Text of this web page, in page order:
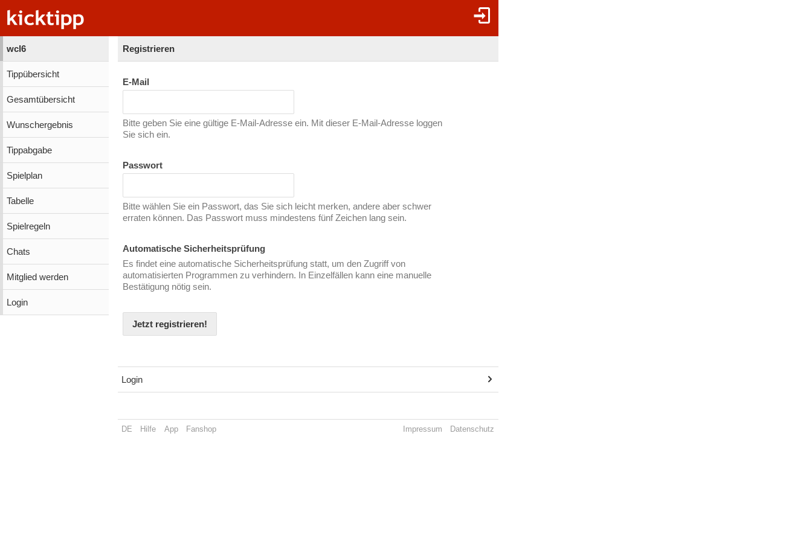
wcl6
Tippübersicht
Gesamtübersicht
Wunschergebnis
Tippabgabe
Spielplan
Tabelle
Spielregeln
Chats
Mitglied werden
Login
Registrieren
E-Mail
Bitte geben Sie eine gültige E-Mail-Adresse ein. Mit dieser E-Mail-Adresse loggen
Sie sich ein.
Passwort
Bitte wählen Sie ein Passwort, das Sie sich leicht merken, andere aber schwer
erraten können. Das Passwort muss mindestens fünf Zeichen lang sein.
Automatische Sicherheitsprüfung
Es findet eine automatische Sicherheitsprüfung statt, um den Zugriff von
automatisierten Programmen zu verhindern. In Einzelfällen kann eine manuelle
Bestätigung nötig sein.
Jetzt registrieren!
Login
DE Hilfe App Fanshop Impressum Datenschutz